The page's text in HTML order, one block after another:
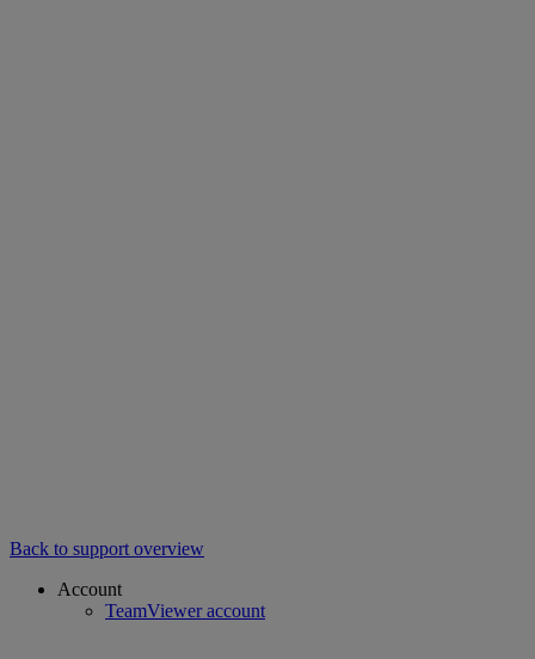
Back to support overview
Account
TeamViewer account